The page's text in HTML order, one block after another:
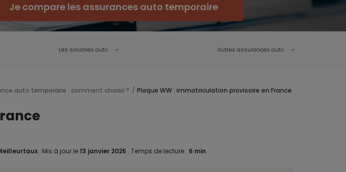
Je compare les assurances auto temporaire
Les sinistres auto Autres assurances auto
auto temporaire : comment choisir ? Plaque WW : immatriculation provisoire en France
. Mis à jour le 13 janvier 2025 . Temps de lecture : 6 min